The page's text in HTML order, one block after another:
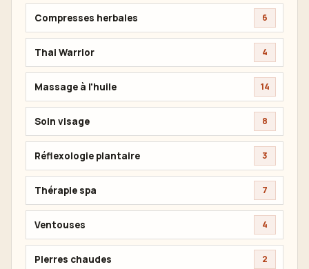
Compresses herbales 6
Thai Warrior 4
Massage à l'huile 14
Soin visage 8
Réflexologie plantaire 3
Thérapie spa 7
Ventouses 4
Pierres chaudes 2